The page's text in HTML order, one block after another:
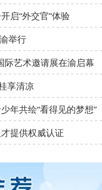
启“外交官”体验
举行
际艺术邀请展在渝启幕
享清凉
年共绘“看得见的梦想”
提供权威认证